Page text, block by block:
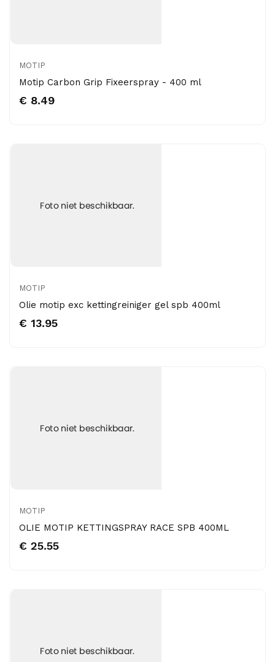
MOTIP
Motip Carbon Grip Fixeerspray - 400 ml
€ 8.49
MOTIP
Olie motip exc kettingreiniger gel spb 400ml
€ 13.95
MOTIP
OLIE MOTIP KETTINGSPRAY RACE SPB 400ML
€ 25.55